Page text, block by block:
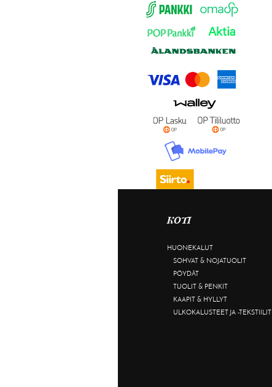
KOTI
HUONEKALUT
SOHVAT & NOJATUOLIT
PÖYDÄT
TUOLIT & PENKIT
KAAPIT & HYLLYT
ULKOKALUSTEET JA -TEKSTIILIT